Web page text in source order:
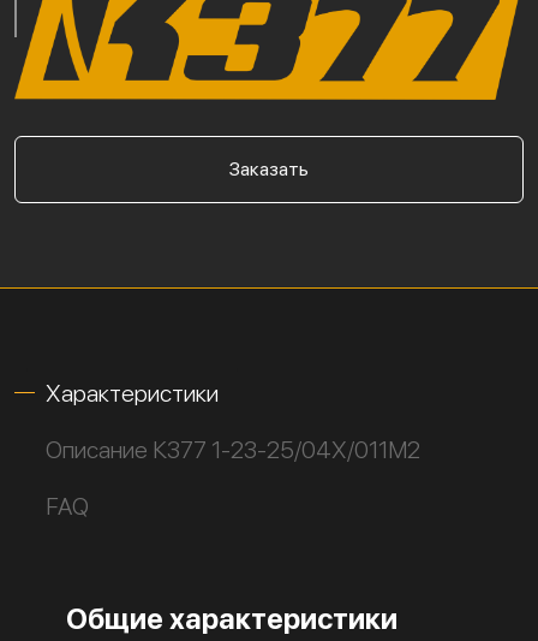
Заказать
Характеристики
Описание К377 1-23-25/04Х/011М2
FAQ
Общие характеристики